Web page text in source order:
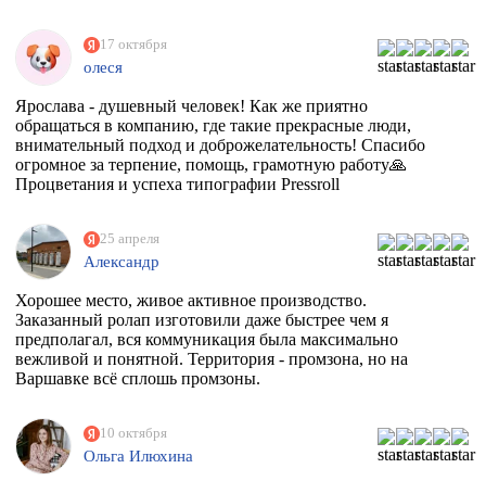
17 октября
олеся
Ярослава - душевный человек! Как же приятно
обращаться в компанию, где такие прекрасные люди,
внимательный подход и доброжелательность! Спасибо
огромное за терпение, помощь, грамотную работу🙏
Процветания и успеха типографии Pressroll
25 апреля
Александр
Хорошее место, живое активное производство.
Заказанный ролап изготовили даже быстрее чем я
предполагал, вся коммуникация была максимально
вежливой и понятной. Территория - промзона, но на
Варшавке всё сплошь промзоны.
10 октября
Ольга Илюхина